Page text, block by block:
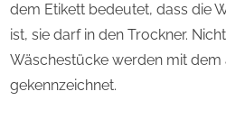
dem Etikett bedeutet, dass die
ist, sie darf in den Trockner.
Wäschestücke werden mit
gekennzeichnet.